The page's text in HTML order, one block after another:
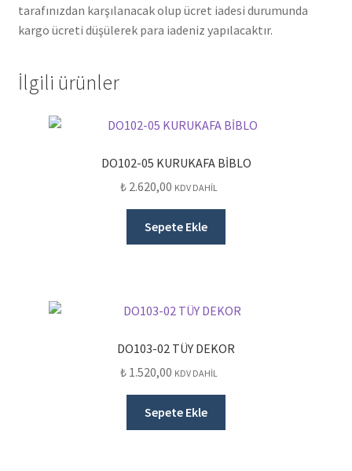
tarafınızdan karşılanacak olup ücret iadesi durumunda
kargo ücreti düşülerek para iadeniz yapılacaktır.
İlgili ürünler
DO102-05 KURUKAFA BİBLO
₺ 2.620,00 KDV DAHİL
Sepete Ekle
DO103-02 TÜY DEKOR
₺ 1.520,00 KDV DAHİL
Sepete Ekle